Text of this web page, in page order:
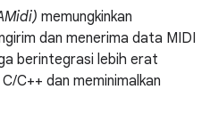
memungkinkan
dan menerima data MIDI
berintegrasi lebih erat
C++ dan meminimalkan